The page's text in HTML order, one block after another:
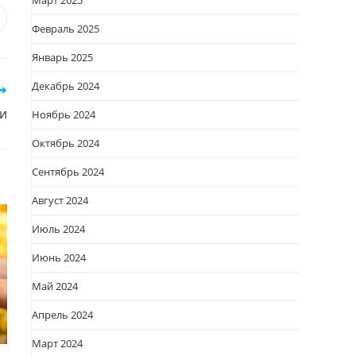
новом
Февраль 2025
Январь 2025
Декабрь 2024
Ноябрь 2024
Октябрь 2024
Сентябрь 2024
Август 2024
Июль 2024
Июнь 2024
Май 2024
Апрель 2024
Март 2024